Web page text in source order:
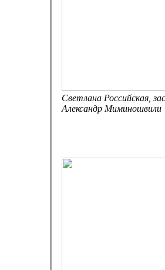
Светлана Российская,
Александр Миминошвили